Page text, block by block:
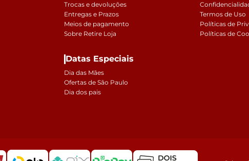
Trocas e devoluções
Entregas e Prazos
Meios de pagamento
Sobre Retire Loja
Termos de Uso
Políticas de
Políticas de
Datas Especiais
Dia das Mães
Ofertas de São Paulo
Dia dos pais